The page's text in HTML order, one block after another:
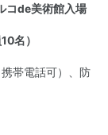
コde美術館入場
名）
帯電話可）、防